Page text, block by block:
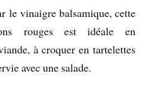
le vinaigre balsamique, cette
rouges est idéale en
à croquer en tartelettes
avec une salade.